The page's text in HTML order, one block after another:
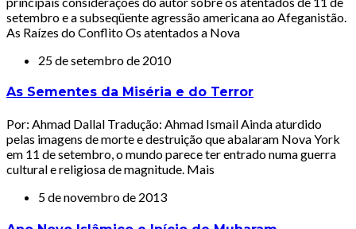
setembro e a subseqüente agressão americana ao Afeganistão.
As Raízes do Conflito Os atentados a Nova
25 de setembro de 2010
As Sementes da Miséria e do Terror
Por: Ahmad Dallal Tradução: Ahmad Ismail Ainda aturdido
pelas imagens de morte e destruição que abalaram Nova York
em 11 de setembro, o mundo parece ter entrado numa guerra
cultural e religiosa de magnitude. Mais
5 de novembro de 2013